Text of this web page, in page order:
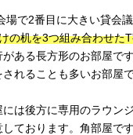
場で2番目に大きい貸会
の机を3つ組み合わせた
ある長方形のお部屋で
されることも多いお部屋
には後方に専用のラウン
ております。角部屋で